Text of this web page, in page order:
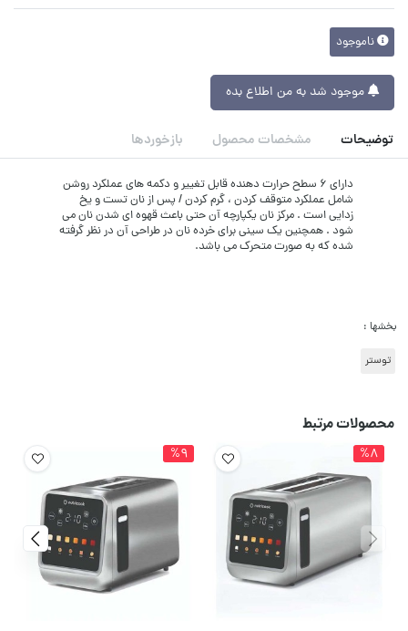
ناموجود
موجود شد به من اطلاع بده
توضیحات مشخصات محصول بازخوردها
دارای 6 سطح حرارت دهنده قابل تغییر و دکمه های عملکرد روشن
شامل عملکرد متوقف کردن ، گرم کردن / پس از نان تست و یخ
زدایی است . مرکز نان یکپارچه آن حتی باعث قهوه ای شدن نان می
شود . همچنین یک سینی برای خرده نان در طراحی آن در نظر گرفته
شده که به صورت متحرک می باشد.
بخشها :
توستر
محصولات مرتبط
%8
%9